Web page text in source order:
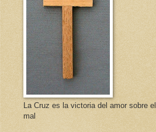
La Cruz es la victoria del amor sobre el
mal